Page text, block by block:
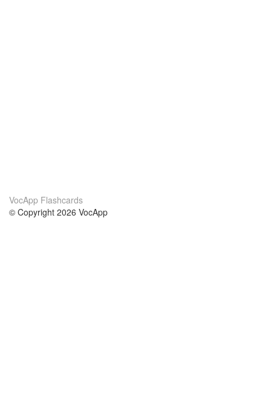
VocApp Flashcards
© Copyright 2026 VocApp